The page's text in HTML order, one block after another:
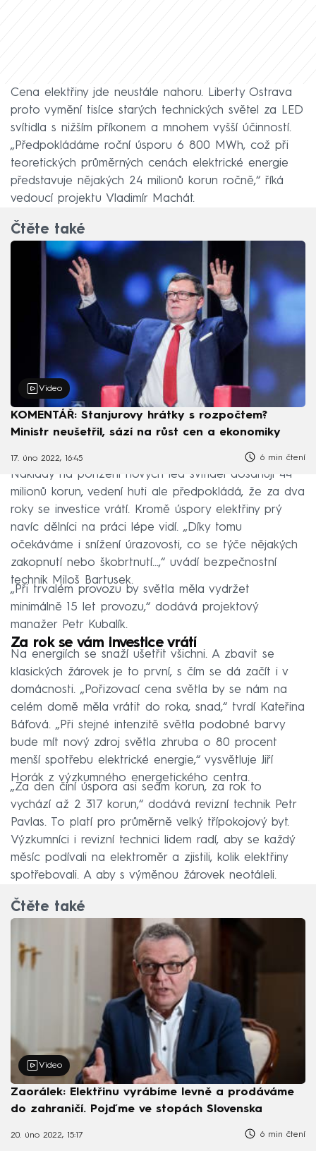
Cena elektřiny jde neustále nahoru. Liberty Ostrava
proto vymění tisíce starých technických světel za LED
svítidla s nižším příkonem a mnohem vyšší účinností.
„Předpokládáme roční úsporu 6 800 MWh, což při
teoretických průměrných cenách elektrické energie
představuje nějakých 24 milionů korun ročně,“ říká
vedoucí projektu Vladimír Machát.
Čtěte také
Video
KOMENTÁŘ: Stanjurovy hrátky s rozpočtem?
Ministr neušetřil, sází na růst cen a ekonomiky
17. úno 2022, 16:45 6 min čtení
Náklady na pořízení nových led svítidel dosahují 44
milionů korun, vedení huti ale předpokládá, že za dva
roky se investice vrátí. Kromě úspory elektřiny prý
navíc dělníci na práci lépe vidí. „Díky tomu
očekáváme i snížení úrazovosti, co se týče nějakých
zakopnutí nebo škobrtnutí…,“ uvádí bezpečnostní
technik Miloš Bartusek.
„Při trvalém provozu by světla měla vydržet
minimálně 15 let provozu,“ dodává projektový
manažer Petr Kubalík.
Za rok se vám investice vrátí
Na energiích se snaží ušetřit všichni. A zbavit se
klasických žárovek je to první, s čím se dá začít i v
domácnosti. „Pořizovací cena světla by se nám na
celém domě měla vrátit do roka, snad,“ tvrdí Kateřina
Báťová. „Při stejné intenzitě světla podobné barvy
bude mít nový zdroj světla zhruba o 80 procent
menší spotřebu elektrické energie,“ vysvětluje Jiří
Horák z výzkumného energetického centra.
„Za den činí úspora asi sedm korun, za rok to
vychází až 2 317 korun,“ dodává revizní technik Petr
Pavlas. To platí pro průměrně velký třípokojový byt.
Výzkumníci i revizní technici lidem radí, aby se každý
měsíc podívali na elektroměr a zjistili, kolik elektřiny
spotřebovali. A aby s výměnou žárovek neotáleli.
Čtěte také
Video
Zaorálek: Elektřinu vyrábíme levně a prodáváme
do zahraničí. Pojďme ve stopách Slovenska
20. úno 2022, 15:17 6 min čtení